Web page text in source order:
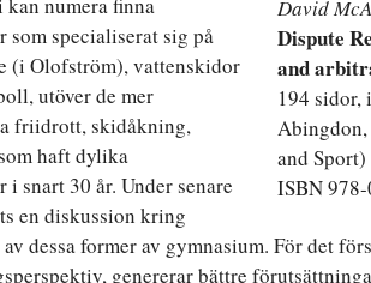
David
Dispute
and
194 sidor,
Abingdon,
and Sport)
ISBN
specialiserat sig på
(i Olofström), vattenskidor
utöver de mer
friidrott, skidåkning,
haft dylika
snart 30 år. Under senare
en diskussion kring
dessa former av gymnasium. För det
genererar bättre